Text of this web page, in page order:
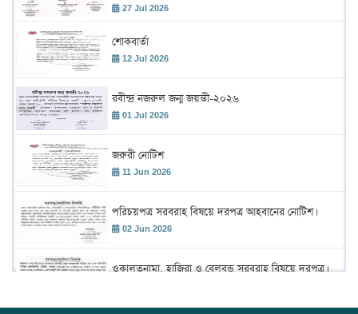
27 Jul 2026
শোকবার্তা
12 Jul 2026
রবীন্দ্র নজরুল জন্ম জয়ন্তী-২০২৬
01 Jul 2026
জরুরী নোটিশ
11 Jun 2026
পরিচয়পত্র সরবরাহ বিষয়ে দরপত্র আহবানের নোটিশ।
02 Jun 2026
ওকালতনামা, হাজিরা ও বেলবন্ড সরবরাহ বিষয়ে দরপত্র।